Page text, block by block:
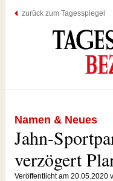
zurück zum Tagesspiegel
Namen & Neues
Jahn-
verzögert
Veröffentlicht am 20.05.2020